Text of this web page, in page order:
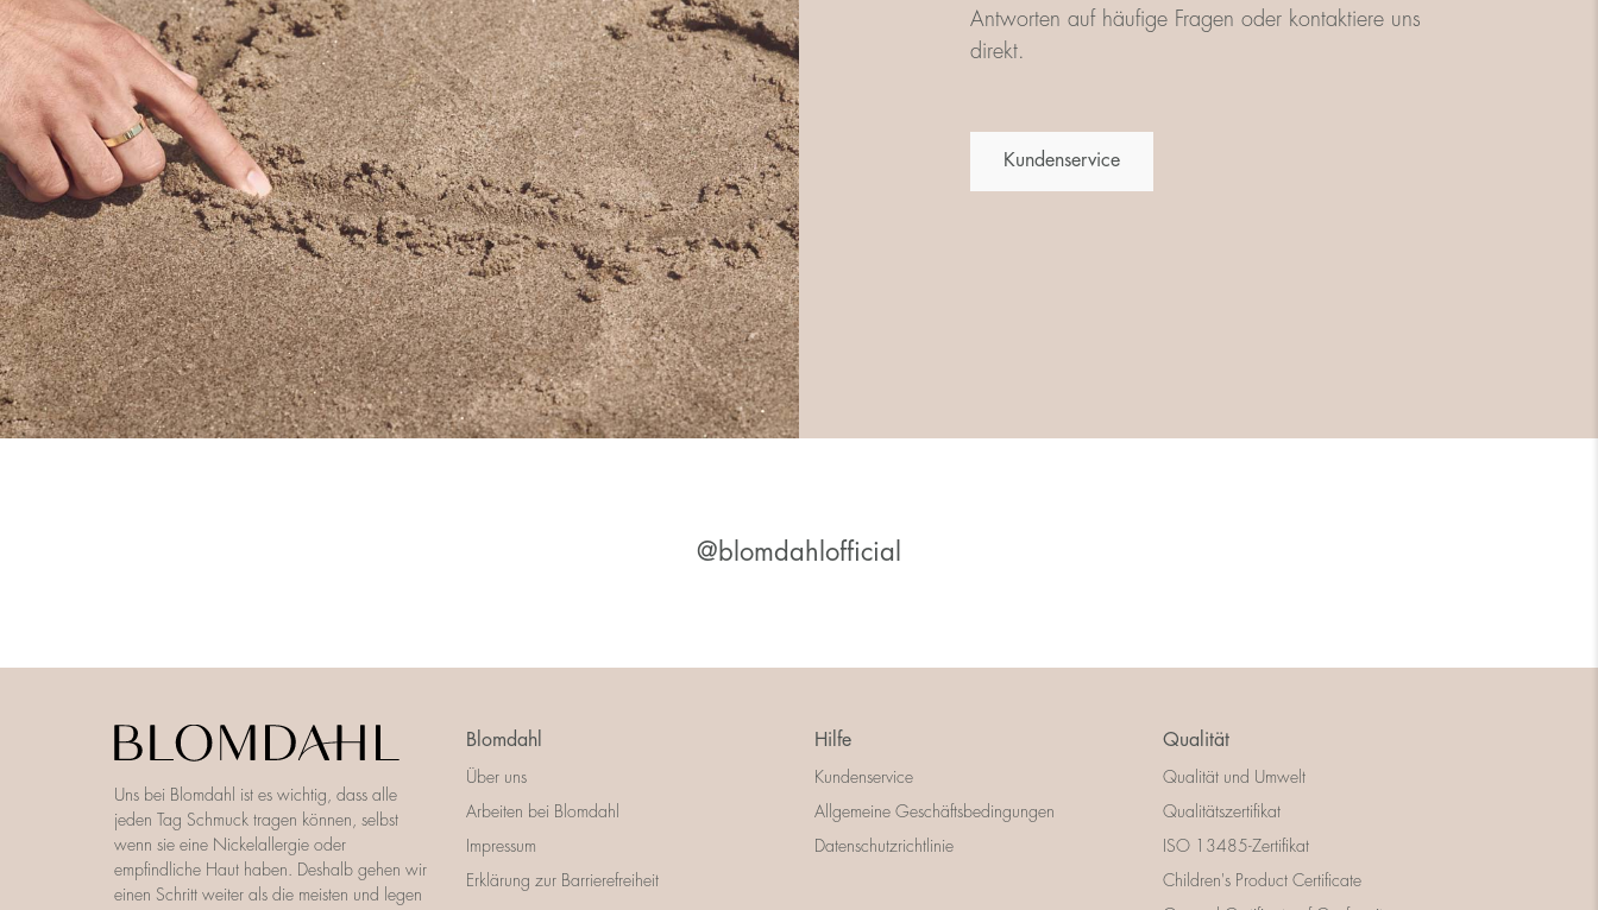
Antworten auf häufige Fragen oder kontaktiere uns
direkt.
Kundenservice
@blomdahlofficial
Uns bei Blomdahl ist es wichtig, dass alle
jeden Tag Schmuck tragen können, selbst
wenn sie eine Nickelallergie oder
empfindliche Haut haben. Deshalb gehen wir
einen Schritt weiter als die meisten und legen
Blomdahl
Über uns
Arbeiten bei Blomdahl
Impressum
Erklärung zur Barrierefreiheit
Hilfe
Kundenservice
Allgemeine Geschäftsbedingungen
Datenschutzrichtlinie
Qualität
Qualität und Umwelt
Qualitätszertifikat
ISO 13485-Zertifikat
Children's Product Certificate